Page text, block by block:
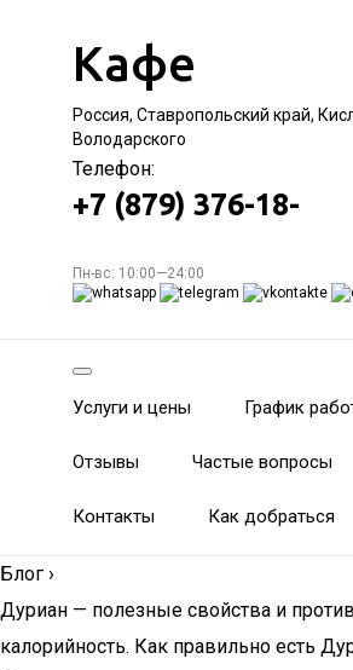
Кафе
Россия, Ставропольский край,
Володарского
Телефон:
+7 (879) 376-18-
Пн-вс: 10:00—24:00
Услуги и цены График
Отзывы Частые вопросы
Контакты Как добраться
Блог ›
Дуриан — полезные свойства и
калорийность. Как правильно есть